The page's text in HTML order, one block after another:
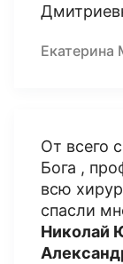
Екатерина
От всего
Бога ,
всю
спасли
Николай